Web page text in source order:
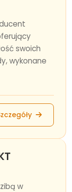
swoich
wykonane
w